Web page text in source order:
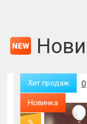
Хит продаж
Новинка